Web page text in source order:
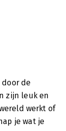
door de
zijn leuk en
werkt of
je wat je